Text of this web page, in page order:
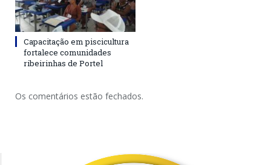
Capacitação em piscicultura
fortalece comunidades
ribeirinhas de Portel
Os comentários estão fechados.